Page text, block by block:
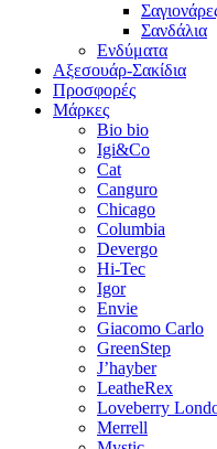
Σανδάλια
Ενδύματα
Αξεσουάρ-Σακίδια
Προσφορές
Μάρκες
Bio bio
Igi&Co
Cat
Canguro
Chicago
Columbia
Devergo
Hi-Tec
Igor
Envie
Giacomo Carlo
GreenStep
J’hayber
LeatheRex
Loveberry
Merrell